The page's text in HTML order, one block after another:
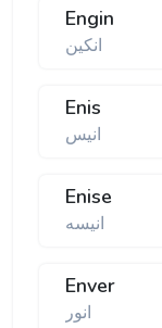
Engin
انكین
Enis
انیس
Enise
انیسه
Enver
انور